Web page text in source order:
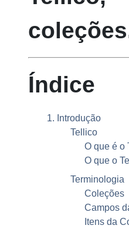
Índice
1. Introdução
Tellico
O que é o
O que o
Terminologia
Coleções
Campos
Itens da